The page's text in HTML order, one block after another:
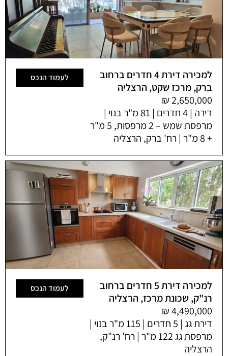
למכירה דירת 4 חדרים ברחוב
ברק, מרכז שקט, הרצליה
דירה | 4 חדרים | 81 מ"ר בנוי |
מרפסת שמש – 2 מרפסות, 5 מ"ר
+ 8 מ"ר | רח' ברק, הרצליה
לעמוד הנכס
למכירה דירת 5 חדרים ברחוב
רנ"ק, שכונת מרכז, הרצליה
דירת גג | 5 חדרים | 115 מ"ר בנוי |
מרפסת גג 122 מ"ר | רח' רנ"ק,
הרצליה
לעמוד הנכס